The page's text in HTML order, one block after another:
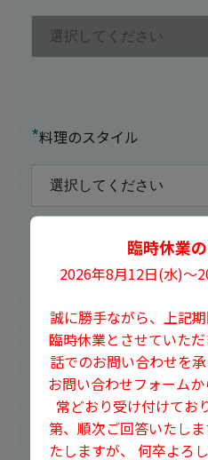
臨時休業
2026年8月12日(水)〜
誠に勝手ながら、上記
臨時休業とさせていただ
話でのお問い合わせを
お問い合わせフォーム
常どおり受け付けてお
第、順次ご回答いたしま
たしますが、
何卒よろ
*料理のスタイル
イベントの詳細や相談し